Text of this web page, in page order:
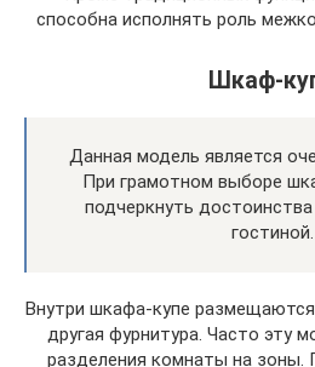
способна исполнять роль
Шкаф-
Данная модель является
При грамотном выборе
подчеркнуть
гостиной.
Внутри шкафа-купе
другая фурнитура. Часто эту
разделения комнаты на зоны.